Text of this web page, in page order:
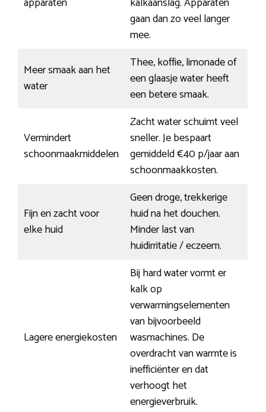
gaan dan zo veel langer
mee.
Meer smaak aan het
water
Thee, koffie, limonade of
een glaasje water heeft
een betere smaak.
Vermindert
schoonmaakmiddelen
Zacht water schuimt veel
sneller. Je bespaart
gemiddeld €40 p/jaar aan
schoonmaakkosten.
Fijn en zacht voor
elke huid
Geen droge, trekkerige
huid na het douchen.
Minder last van
huidirritatie / eczeem.
Lagere energiekosten
Bij hard water vormt er
kalk op
verwarmingselementen
van bijvoorbeeld
wasmachines. De
overdracht van warmte is
inefficiënter en dat
verhoogt het
energieverbruik.